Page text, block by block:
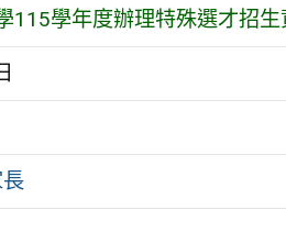
115學年度辦理特殊選才招生